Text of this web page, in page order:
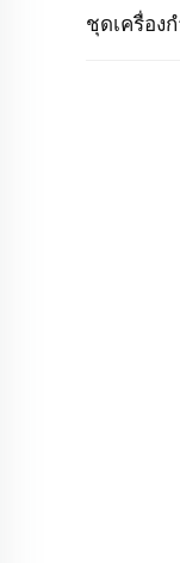
ชุดเครื่อง